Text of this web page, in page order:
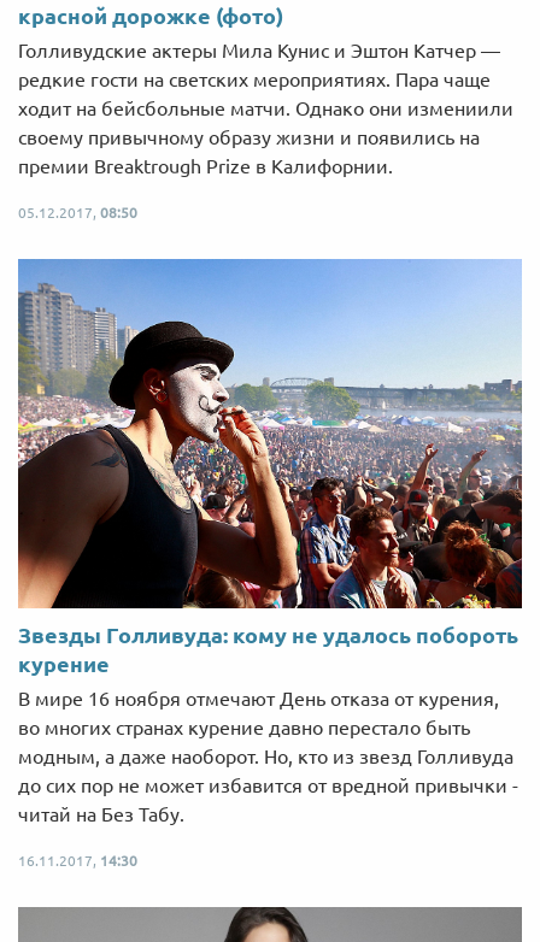
красной дорожке (фото)
Голливудские актеры Мила Кунис и Эштон Катчер —
редкие гости на светских мероприятиях. Пара чаще
ходит на бейсбольные матчи. Однако они измениили
своему привычному образу жизни и появились на
премии Breaktrough Prize в Калифорнии.
05.12.2017, 08:50
Звезды Голливуда: кому не удалось побороть
курение
В мире 16 ноября отмечают День отказа от курения,
во многих странах курение давно перестало быть
модным, а даже наоборот. Но, кто из звезд Голливуда
до сих пор не может избавится от вредной привычки -
читай на Без Табу.
16.11.2017, 14:30